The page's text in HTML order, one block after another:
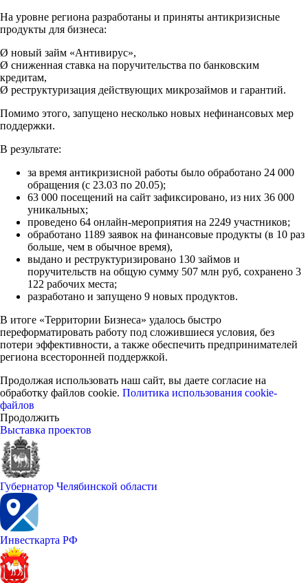
На уровне региона разработаны и приняты антикризисные
продукты для бизнеса:
Ø новый займ «Антивирус»,
Ø сниженная ставка на поручительства по банковским
кредитам,
Ø реструктуризация действующих микрозаймов и гарантий.
Помимо этого, запущено несколько новых нефинансовых мер
поддержки.
В результате:
за время антикризисной работы было обработано 24 000
обращения (с 23.03 по 20.05);
63 000 посещений на сайт зафиксировано, из них 36 000
уникальных;
проведено 64 онлайн-мероприятия на 2249 участников;
обработано 1189 заявок на финансовые продукты (в 10 раз
больше, чем в обычное время),
выдано и реструктуризировано 130 займов и
поручительств на общую сумму 507 млн руб, сохранено 3
122 рабочих места;
разработано и запущено 9 новых продуктов.
В итоге «Территории Бизнеса» удалось быстро
переформатировать работу под сложившиеся условия, без
потери эффективности, а также обеспечить предпринимателей
региона всесторонней поддержкой.
Продолжая использовать наш сайт, вы даете согласие на
обработку файлов cookie. Политика использования cookie-
файлов
Продолжить
Выставка проектов
Губернатор Челябинской области
Инвесткарта РФ